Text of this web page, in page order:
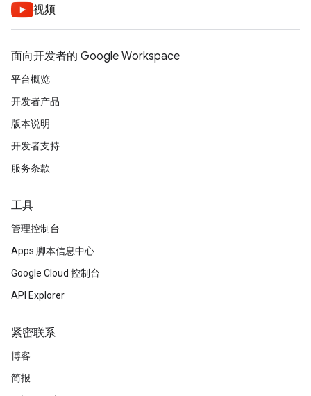
视频
面向开发者的 Google Workspace
平台概览
开发者产品
版本说明
开发者支持
服务条款
工具
管理控制台
Apps 脚本信息中心
Google Cloud 控制台
API Explorer
紧密联系
博客
简报